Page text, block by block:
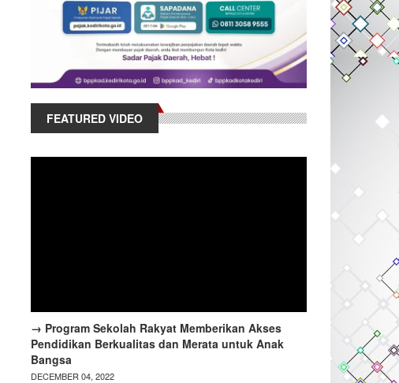
FEATURED VIDEO
→ Program Sekolah Rakyat Memberikan Akses
Pendidikan Berkualitas dan Merata untuk Anak
Bangsa
DECEMBER 04, 2022